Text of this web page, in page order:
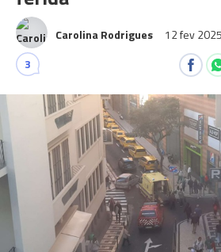
Carolina Rodrigues 12 fev 2025
3